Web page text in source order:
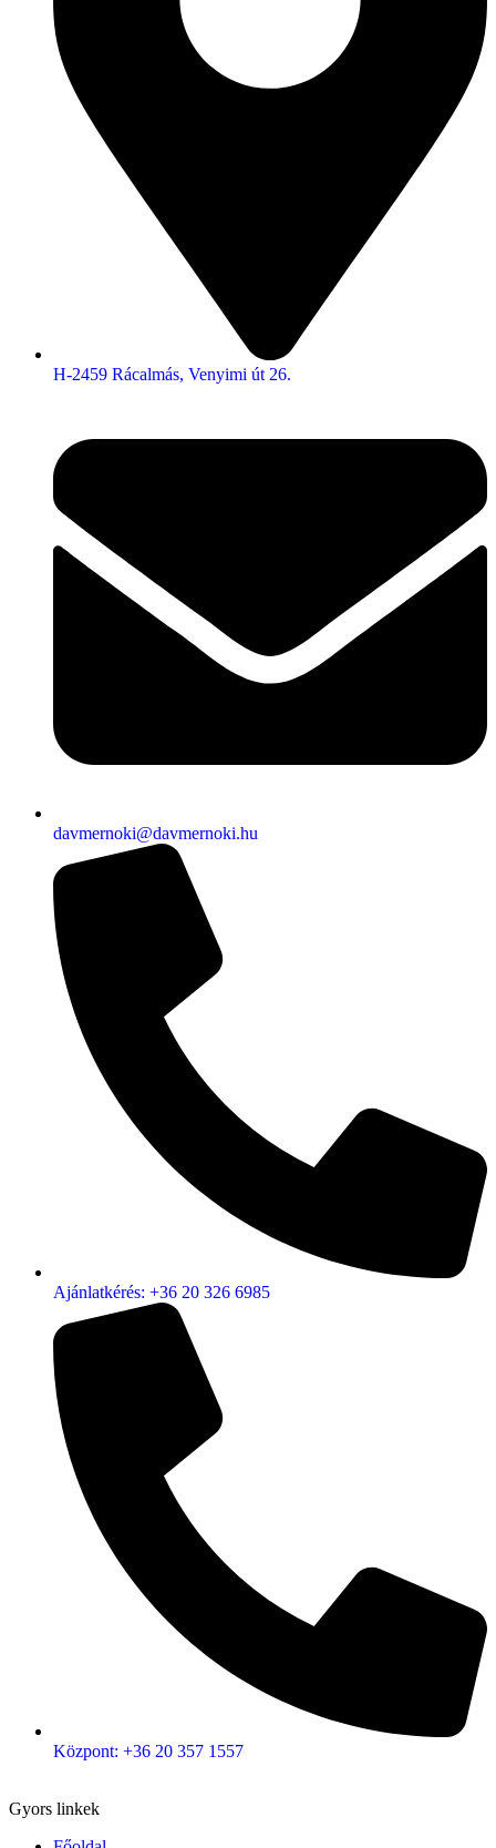
H-2459 Rácalmás, Venyimi út 26.
davmernoki@davmernoki.hu
Ajánlatkérés: +36 20 326 6985
Központ: +36 20 357 1557
Gyors linkek